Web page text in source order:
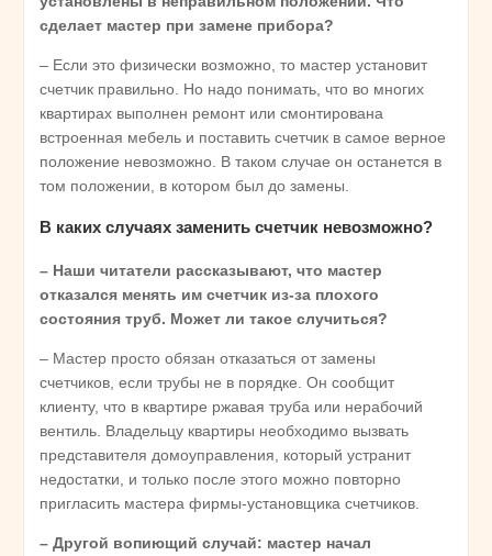
сделает мастер при замене прибора?
– Если это физически возможно, то мастер установит
счетчик правильно. Но надо понимать, что во многих
квартирах выполнен ремонт или смонтирована
встроенная мебель и поставить счетчик в самое верное
положение невозможно. В таком случае он останется в
том положении, в котором был до замены.
В каких случаях заменить счетчик невозможно?
– Наши читатели рассказывают, что мастер
отказался менять им счетчик из-за плохого
состояния труб. Может ли такое случиться?
– Мастер просто обязан отказаться от замены
счетчиков, если трубы не в порядке. Он сообщит
клиенту, что в квартире ржавая труба или нерабочий
вентиль. Владельцу квартиры необходимо вызвать
представителя домоуправления, который устранит
недостатки, и только после этого можно повторно
пригласить мастера фирмы-установщика счетчиков.
– Другой вопиющий случай: мастер начал